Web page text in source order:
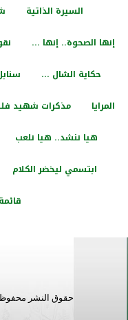
السيرة الذاتية
إنها الصحوة.. إنها ...
حكاية الشال ...
المرايا مذكرات شهيد
هيا ننشد.. هيا نلعب
ابتسمي ليخضر الكلام
حقوق النشر محفوظة © 1448هـ /